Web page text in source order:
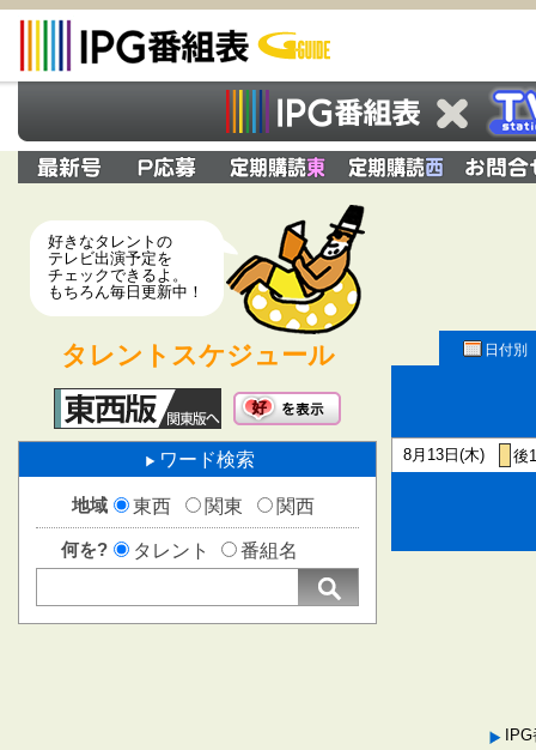
好きなタレントの
テレビ出演予定を
チェックできるよ。
もちろん毎日更新中！
タレントスケジュール
ワード検索
地域 東西 関東 関西
何を? タレント 番組名
日付別
8月13日(木) 後